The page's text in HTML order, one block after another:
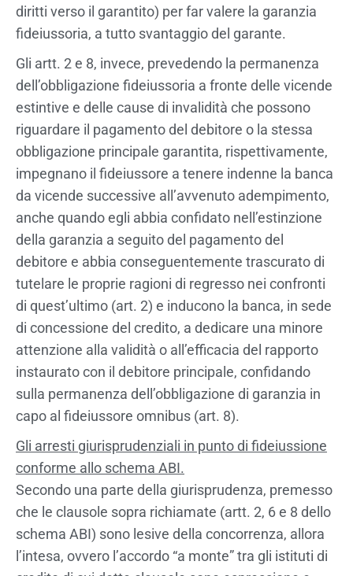
diritti verso il garantito) per far valere la garanzia
fideiussoria, a tutto svantaggio del garante.
Gli artt. 2 e 8, invece, prevedendo la permanenza
dell’obbligazione fideiussoria a fronte delle vicende
estintive e delle cause di invalidità che possono
riguardare il pagamento del debitore o la stessa
obbligazione principale garantita, rispettivamente,
impegnano il fideiussore a tenere indenne la banca
da vicende successive all’avvenuto adempimento,
anche quando egli abbia confidato nell’estinzione
della garanzia a seguito del pagamento del
debitore e abbia conseguentemente trascurato di
tutelare le proprie ragioni di regresso nei confronti
di quest’ultimo (art. 2) e inducono la banca, in sede
di concessione del credito, a dedicare una minore
attenzione alla validità o all’efficacia del rapporto
instaurato con il debitore principale, confidando
sulla permanenza dell’obbligazione di garanzia in
capo al fideiussore omnibus (art. 8).
Gli arresti giurisprudenziali in punto di fideiussione
conforme allo schema ABI.
Secondo una parte della giurisprudenza, premesso
che le clausole sopra richiamate (artt. 2, 6 e 8 dello
schema ABI) sono lesive della concorrenza, allora
l’intesa, ovvero l’accordo “a monte” tra gli istituti di